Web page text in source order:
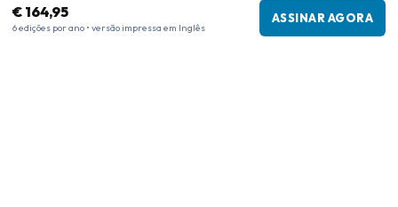
€ 164,95
6 edições por ano • versão impressa em Inglês
ASSINAR AGORA
www.tijdschriftenzo.nl
www.englischezeitschriften.de